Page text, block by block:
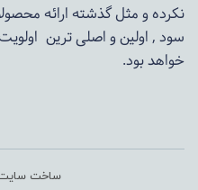
نکرده و مثل گذشته ارائه
سود , اولین و اصلی ترین
خواهد بود.
ساخت